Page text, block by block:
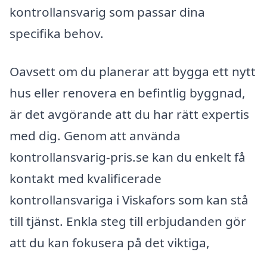
kontrollansvarig som passar dina
specifika behov.
Oavsett om du planerar att bygga ett nytt
hus eller renovera en befintlig byggnad,
är det avgörande att du har rätt expertis
med dig. Genom att använda
kontrollansvarig-pris.se kan du enkelt få
kontakt med kvalificerade
kontrollansvariga i Viskafors som kan stå
till tjänst. Enkla steg till erbjudanden gör
att du kan fokusera på det viktiga,